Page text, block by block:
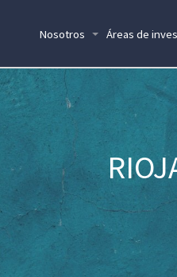
Nosotros Áreas de